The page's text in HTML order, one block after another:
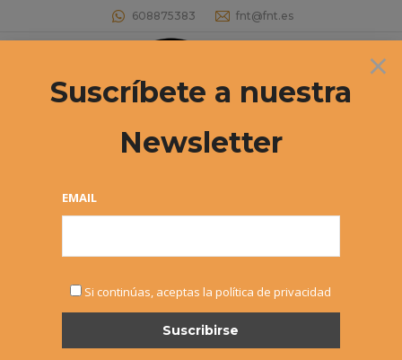
608875383 fnt@fnt.es
Buscar: ×
Suscríbete a nuestra
Newsletter
EMAIL
Si continúas, aceptas la política de privacidad